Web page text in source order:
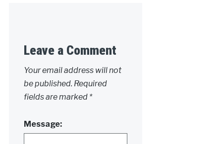
Leave a Comment
Your email address will not
be published. Required
fields are marked *
Message: